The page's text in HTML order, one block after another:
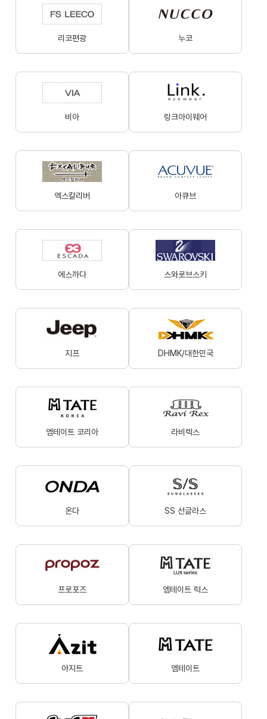
리코편광 누코
비아 링크아이웨어
엑스칼리버 아큐브
에스까다 스와로브스키
지프 DHMK/대한민국
엠테이트 코리아 라비렉스
온다 SS 선글라스
프로포즈 엠테이트 럭스
아지트 엠테이트